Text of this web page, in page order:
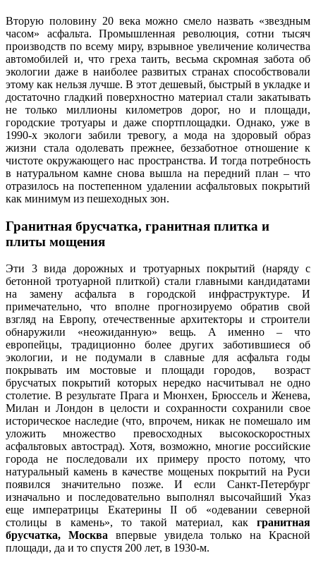
Вторую половину 20 века можно смело назвать «звездным
часом» асфальта. Промышленная революция, сотни тысяч
производств по всему миру, взрывное увеличение количества
автомобилей и, что греха таить, весьма скромная забота об
экологии даже в наиболее развитых странах способствовали
этому как нельзя лучше. В этот дешевый, быстрый в укладке и
достаточно гладкий поверхностно материал стали закатывать
не только миллионы километров дорог, но и площади,
городские тротуары и даже спортплощадки. Однако, уже в
1990-х экологи забили тревогу, а мода на здоровый образ
жизни стала одолевать прежнее, беззаботное отношение к
чистоте окружающего нас пространства. И тогда потребность
в натуральном камне снова вышла на передний план – что
отразилось на постепенном удалении асфальтовых покрытий
как минимум из пешеходных зон.
Гранитная брусчатка, гранитная плитка и
плиты мощения
Эти 3 вида дорожных и тротуарных покрытий (наряду с
бетонной тротуарной плиткой) стали главными кандидатами
на замену асфальта в городской инфраструктуре. И
примечательно, что вполне прогнозируемо обратив свой
взгляд на Европу, отечественные архитекторы и строители
обнаружили «неожиданную» вещь. А именно – что
европейцы, традиционно более других заботившиеся об
экологии, и не подумали в славные для асфальта годы
покрывать им мостовые и площади городов, возраст
брусчатых покрытий которых нередко насчитывал не одно
столетие. В результате Прага и Мюнхен, Брюссель и Женева,
Милан и Лондон в целости и сохранности сохранили свое
историческое наследие (что, впрочем, никак не помешало им
уложить множество превосходных высокоскоростных
асфальтовых автострад). Хотя, возможно, многие российские
города не последовали их примеру просто потому, что
натуральный камень в качестве мощеных покрытий на Руси
появился значительно позже. И если Санкт-Петербург
изначально и последовательно выполнял высочайший Указ
еще императрицы Екатерины II об «одевании северной
столицы в камень», то такой материал, как гранитная
брусчатка, Москва впервые увидела только на Красной
площади, да и то спустя 200 лет, в 1930-м.